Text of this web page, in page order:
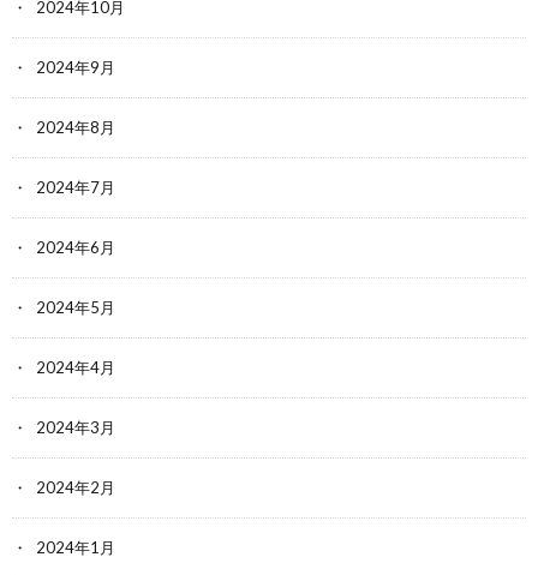
2024年10月
2024年9月
2024年8月
2024年7月
2024年6月
2024年5月
2024年4月
2024年3月
2024年2月
2024年1月